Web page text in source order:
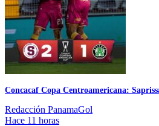
Concacaf Copa Centroamericana:
Redacción PanamaGol
Hace 11 horas